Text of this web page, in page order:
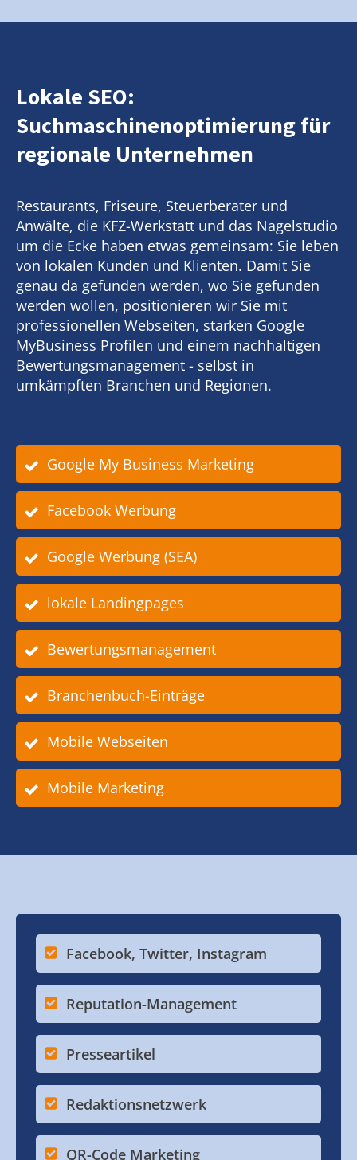
Lokale SEO:
Suchmaschinenoptimierung für
regionale Unternehmen
Restaurants, Friseure, Steuerberater und
Anwälte, die KFZ-Werkstatt und das Nagelstudio
um die Ecke haben etwas gemeinsam: Sie leben
von lokalen Kunden und Klienten. Damit Sie
genau da gefunden werden, wo Sie gefunden
werden wollen, positionieren wir Sie mit
professionellen Webseiten, starken Google
MyBusiness Profilen und einem nachhaltigen
Bewertungsmanagement - selbst in
umkämpften Branchen und Regionen.
Google My Business Marketing
Facebook Werbung
Google Werbung (SEA)
lokale Landingpages
Bewertungsmanagement
Branchenbuch-Einträge
Mobile Webseiten
Mobile Marketing
Facebook, Twitter, Instagram
Reputation-Management
Presseartikel
Redaktionsnetzwerk
QR-Code Marketing